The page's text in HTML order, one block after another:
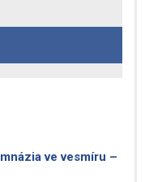
ve vesmíru –